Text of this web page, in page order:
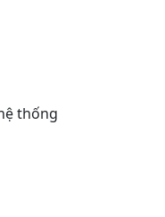
thống